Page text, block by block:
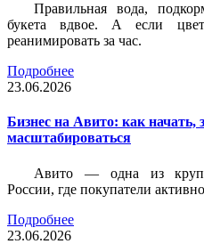
Правильная вода,
букета вдвое. А если
реанимировать за час.
Подробнее
23.06.2026
Бизнес на Авито: как начать,
масштабироваться
Авито — одна из
России, где покупатели
Подробнее
23.06.2026